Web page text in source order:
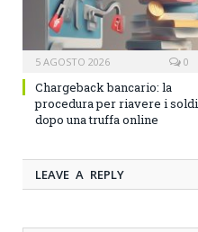
5 AGOSTO 2026 0
Chargeback bancario: la
procedura per riavere i soldi
dopo una truffa online
LEAVE A REPLY